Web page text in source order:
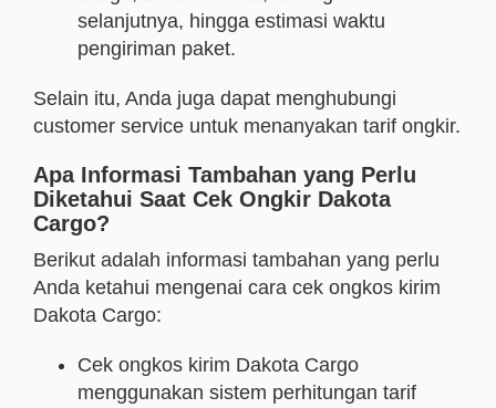
selanjutnya, hingga estimasi waktu
pengiriman paket.
Selain itu, Anda juga dapat menghubungi
customer service untuk menanyakan tarif ongkir.
Apa Informasi Tambahan yang Perlu
Diketahui Saat Cek Ongkir Dakota
Cargo?
Berikut adalah informasi tambahan yang perlu
Anda ketahui mengenai cara cek ongkos kirim
Dakota Cargo:
Cek ongkos kirim Dakota Cargo
menggunakan sistem perhitungan tarif